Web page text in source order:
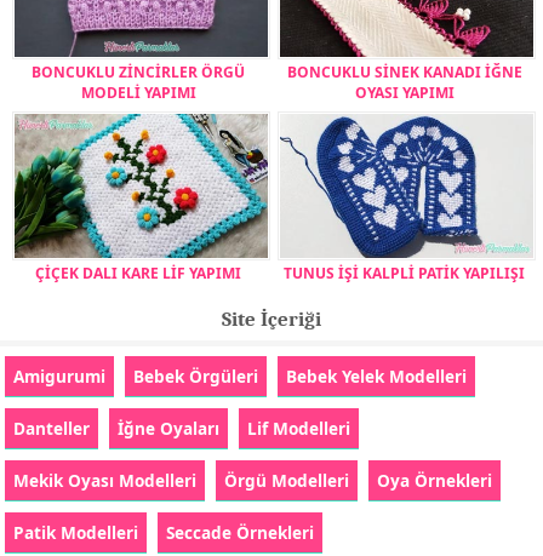
BONCUKLU ZİNCİRLER ÖRGÜ
MODELİ YAPIMI
BONCUKLU SİNEK KANADI İĞNE
OYASI YAPIMI
ÇİÇEK DALI KARE LİF YAPIMI TUNUS İŞİ KALPLİ PATİK YAPILIŞI
Site İçeriği
Amigurumi Bebek Örgüleri Bebek Yelek Modelleri
Danteller İğne Oyaları Lif Modelleri
Mekik Oyası Modelleri Örgü Modelleri Oya Örnekleri
Patik Modelleri Seccade Örnekleri